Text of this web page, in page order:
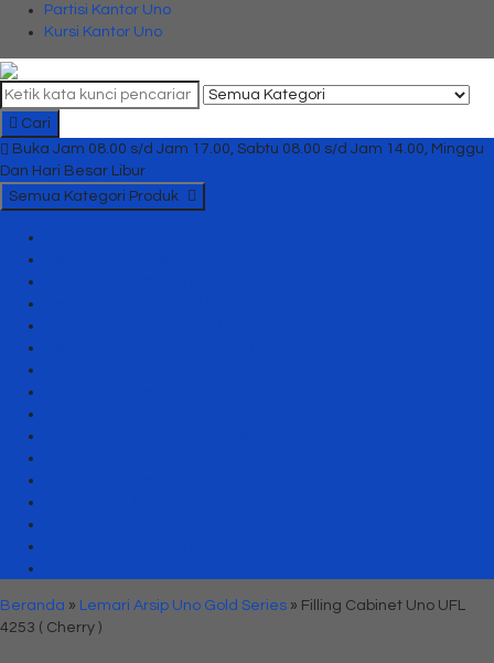
Partisi Kantor Uno
Kursi Kantor Uno
Cari
Buka Jam 08.00 s/d Jam 17.00, Sabtu 08.00 s/d Jam 14.00, Minggu
Dan Hari Besar Libur
Semua Kategori Produk
Beranda » Lemari Arsip Uno Gold Series » Filling Cabinet Uno UFL
4253 ( Cherry )